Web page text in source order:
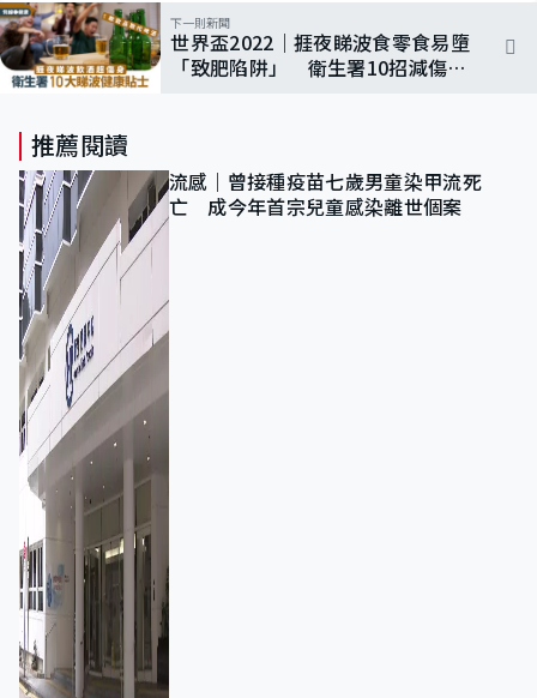
下一則新聞
世界盃2022｜捱夜睇波食零食易墮
「致肥陷阱」 衛生署10招減傷
推薦閱讀
流感｜曾接種疫苗七歲男童染甲流死
亡 成今年首宗兒童感染離世個案